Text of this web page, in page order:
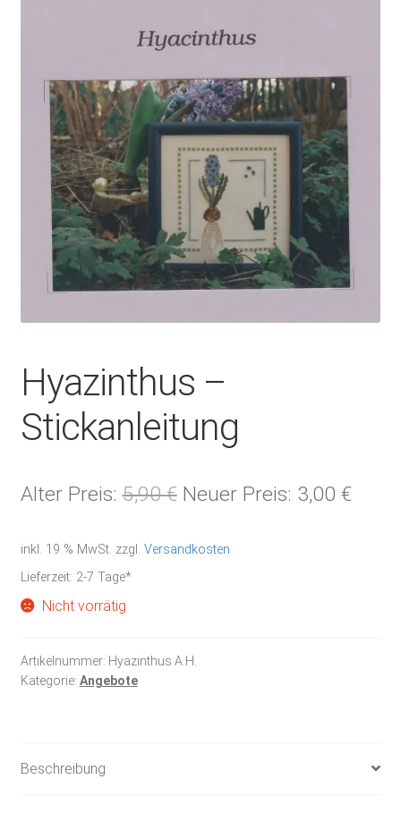
Hyazinthus –
Stickanleitung
Alter Preis: 5,90€ Ursprünglicher
war:
Neuer Preis: 3,00 €
inkl. 19 % MwSt. zzgl. Versandkosten
Lieferzeit: 2-7 Tage*
Nicht vorrätig
Artikelnummer: Hyazinthus A.H.
Kategorie: Angebote
Beschreibung